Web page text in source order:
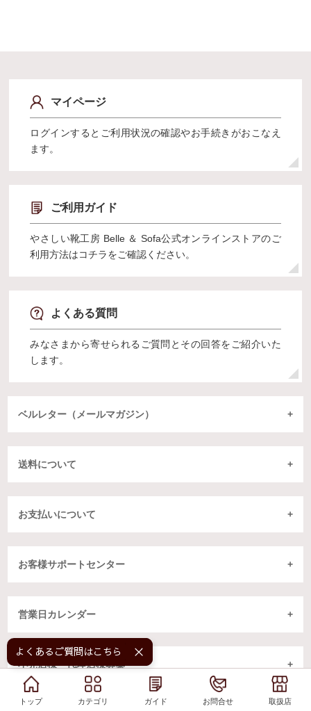
トップ カテゴリ ガイド お問合せ 取扱店
マイページ
ログインするとご利用状況の確認やお手続きがおこなえ
ます。
ご利用ガイド
やさしい靴工房 Belle ＆ Sofa公式オンラインストアのご
利用方法はコチラをご確認ください。
よくある質問
みなさまから寄せられるご質問とその回答をご紹介いた
します。
ベルレター（メールマガジン）
送料について
お支払いについて
お客様サポートセンター
営業日カレンダー
小売店様・代理店様募集
トップ カテゴリ ガイド お問合せ 取扱店
よくあるご質問はこちら！